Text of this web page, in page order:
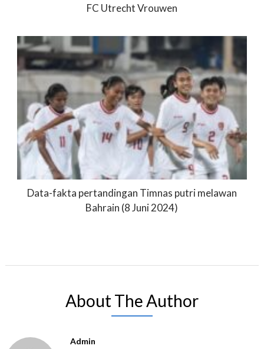
FC Utrecht Vrouwen
Data-fakta pertandingan Timnas putri melawan
Bahrain (8 Juni 2024)
About The Author
Admin